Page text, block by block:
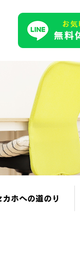
カホへの道のり